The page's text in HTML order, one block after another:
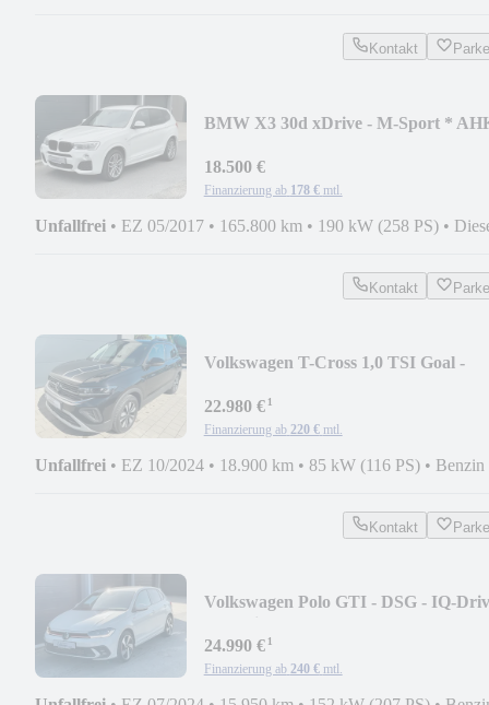
Kontakt
BMW X3 30d xDrive - M-Sport *
18.500 €
Finanzierung ab 178 € mtl.
Unfallfrei • EZ 05/2017 • 165.800 km • 190 kW (258 PS) •
Kontakt
Volkswagen T-Cross 1,0 TSI Goal -
22.980 €¹
Finanzierung ab 220 € mtl.
Unfallfrei • EZ 10/2024 • 18.900 km • 85 kW (116 PS) • Benzin
Kontakt
Volkswagen Polo GTI - DSG - IQ-
24.990 €¹
Finanzierung ab 240 € mtl.